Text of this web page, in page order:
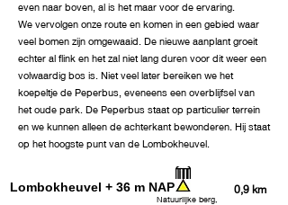
even naar boven, al is het maar voor de ervaring.
We vervolgen onze route en komen in een gebied waar
veel bomen zijn omgewaaid. De nieuwe aanplant groeit
echter al flink en het zal niet lang duren voor dit weer een
volwaardig bos is. Niet veel later bereiken we het
koepeltje de Peperbus, eveneens een overblijfsel van
het oude park. De Peperbus staat op particulier terrein
en we kunnen alleen de achterkant bewonderen. Hij staat
op het hoogste punt van de Lombokheuvel.
Lombokheuvel + 36 m NAP0,9 km
Natuurlijke berg,